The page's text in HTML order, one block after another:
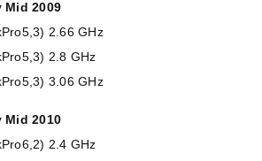
Mid 2009
2.66 GHz
2.8 GHz
3.06 GHz
Mid 2010
2.4 GHz